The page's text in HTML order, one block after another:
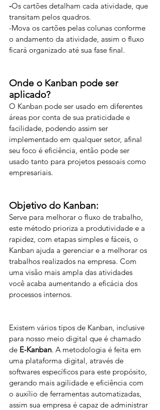
-Os cartões detalham cada atividade, que
transitam pelos quadros.
-Mova os cartões pelas colunas conforme
o andamento da atividade, assim o fluxo
ficará organizado até sua fase final.
Onde o Kanban pode ser
aplicado?
O Kanban pode ser usado em diferentes
áreas por conta de sua praticidade e
facilidade, podendo assim ser
implementado em qualquer setor, afinal
seu foco é eficiência, então pode ser
usado tanto para projetos pessoais como
empresariais.
Objetivo do Kanban:
Serve para melhorar o fluxo de trabalho,
este método prioriza a produtividade e a
rapidez, com etapas simples e fáceis, o
Kanban ajuda a gerenciar e a melhorar os
trabalhos realizados na empresa. Com
uma visão mais ampla das atividades
você acaba aumentando a eficácia dos
processos internos.
Existem vários tipos de Kanban, inclusive
para nosso meio digital que é chamado
de E-Kanban. A metodologia é feita em
uma plataforma digital, através de
softwares específicos para este propósito,
gerando mais agilidade e eficiência com
o auxílio de ferramentas automatizadas,
assim sua empresa é capaz de administrar